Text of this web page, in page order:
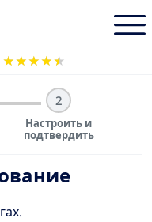
★★★★★
★★★★★
2
Настроить и
подтвердить